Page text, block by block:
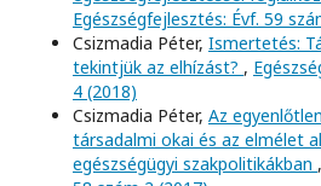
Egészségfejlesztés: Évf. 59
Csizmadia Péter, Ismertetés:
tekintjük az elhízást? ,
4 (2018)
Csizmadia Péter, Az
társadalmi okai és az elmélet
egészségügyi szakpolitikákban ,